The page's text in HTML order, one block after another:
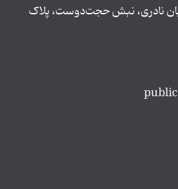
نادری، نبش حجت‌دوست، پلاک